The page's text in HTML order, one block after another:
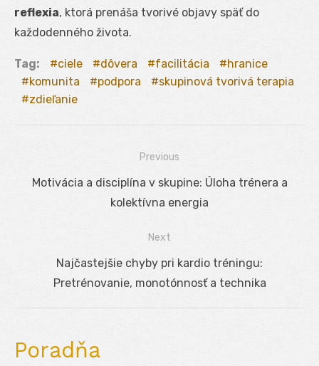
reflexia, ktorá prenáša tvorivé objavy späť do
každodenného života.
Tag: ciele dôvera facilitácia
hranice
komunita
podpora
skupinová tvorivá terapia
zdieľanie
Navigácia
Previous
Previous
Motivácia a disciplína v skupine: Úloha trénera a
kolektívna energia
Next
Najčastejšie chyby pri kardio tréningu:
Pretrénovanie, monotónnosť a technika
Poradňa